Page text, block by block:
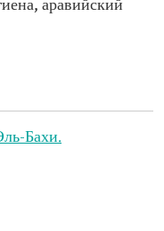
аравийский
Бахи.